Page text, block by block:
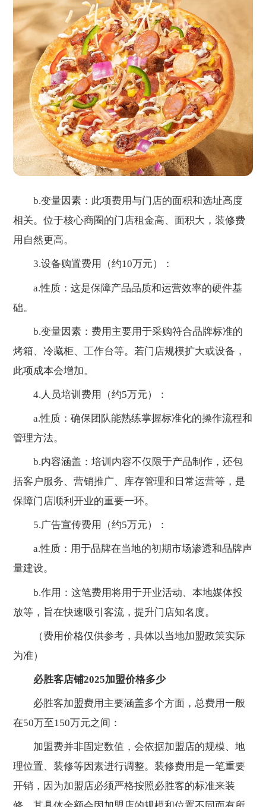
b.变量因素：此项费用与门店的面积和选址高度
相关。位于核心商圈的门店租金高、面积大，装修费
用自然更高。
3.设备购置费用（约10万元）：
a.性质：这是保障产品品质和运营效率的硬件基
础。
b.变量因素：费用主要用于采购符合品牌标准的
烤箱、冷藏柜、工作台等。若门店规模扩大或设备，
此项成本会增加。
4.人员培训费用（约5万元）：
a.性质：确保团队能熟练掌握标准化的操作流程和
管理方法。
b.内容涵盖：培训内容不仅限于产品制作，还包
括客户服务、营销推广、库存管理和日常运营等，是
保障门店顺利开业的重要一环。
5.广告宣传费用（约5万元）：
a.性质：用于品牌在当地的初期市场渗透和品牌声
量建设。
b.作用：这笔费用将用于开业活动、本地媒体投
放等，旨在快速吸引客流，提升门店知名度。
（费用价格仅供参考，具体以当地加盟政策实际
为准）
必胜客店铺2025加盟价格多少
必胜客加盟费用主要涵盖多个方面，总费用一般
在50万至150万元之间：
加盟费并非固定数值，会依据加盟店的规模、地
理位置、装修等因素进行调整。装修费用是一笔重要
开销，因为加盟店必须严格按照必胜客的标准来装